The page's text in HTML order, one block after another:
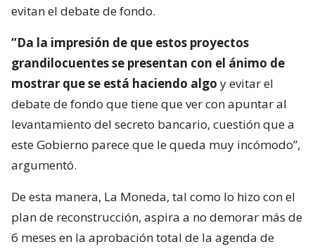
evitan el debate de fondo.
“Da la impresión de que estos proyectos
grandilocuentes se presentan con el ánimo de
mostrar que se está haciendo algo y evitar el
debate de fondo que tiene que ver con apuntar al
levantamiento del secreto bancario, cuestión que a
este Gobierno parece que le queda muy incómodo”,
argumentó.
De esta manera, La Moneda, tal como lo hizo con el
plan de reconstrucción, aspira a no demorar más de
6 meses en la aprobación total de la agenda de